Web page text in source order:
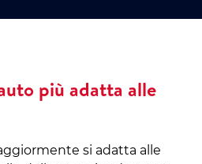
più adatta alle
si adatta alle